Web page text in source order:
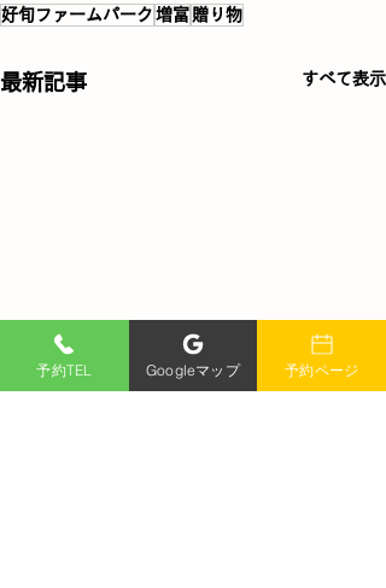
好旬ファームパーク 増富 贈り物
最新記事 すべて表示
予約TEL Googleマップ 予約ページ